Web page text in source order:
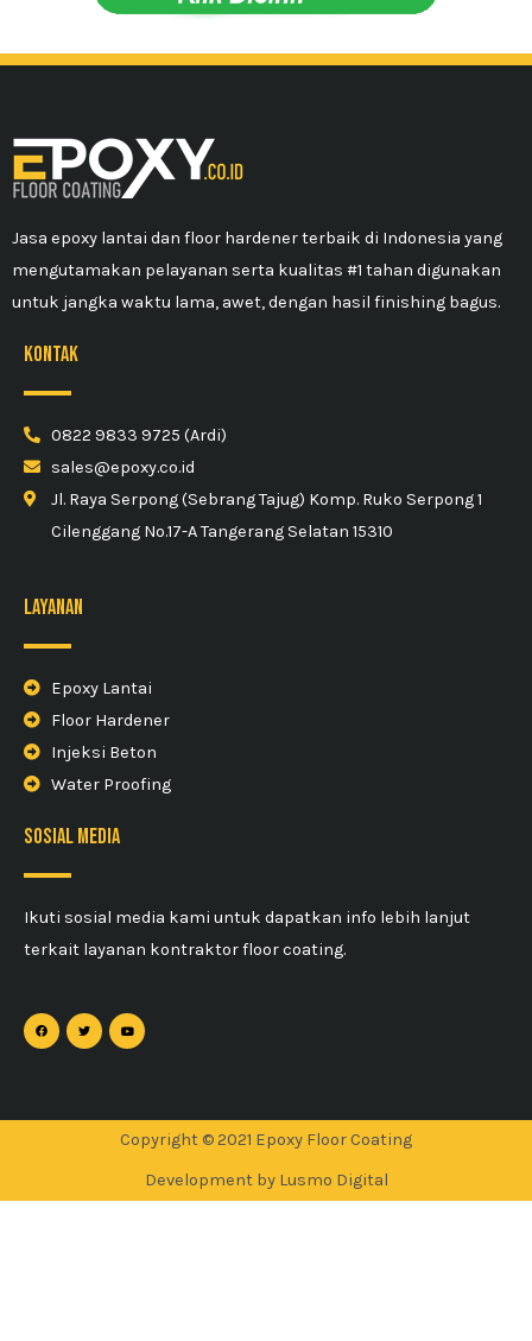
Jasa epoxy lantai dan floor hardener terbaik di Indonesia yang
mengutamakan pelayanan serta kualitas #1 tahan digunakan
untuk jangka waktu lama, awet, dengan hasil finishing bagus.
kontak
0822 9833 9725 (Ardi)
sales@epoxy.co.id
Jl. Raya Serpong (Sebrang Tajug) Komp. Ruko Serpong 1
Cilenggang No.17-A Tangerang Selatan 15310
Layanan
Epoxy Lantai
Floor Hardener
Injeksi Beton
Water Proofing
sosial media
Ikuti sosial media kami untuk dapatkan info lebih lanjut
terkait layanan kontraktor floor coating.
Copyright © 2021 Epoxy Floor Coating
Development by Lusmo Digital